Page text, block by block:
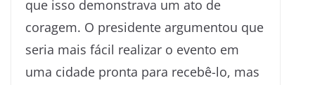
que isso demonstrava um ato de
coragem. O presidente argumentou que
seria mais fácil realizar o evento em
uma cidade pronta para recebê-lo, mas